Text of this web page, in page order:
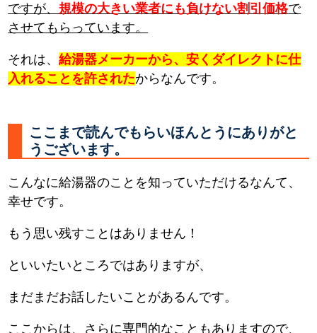
ですが、 規模の大きい業者にも負けない割引価格で
させてもらっています。
それは、給湯器メーカーから、安くダイレクトに仕
入れることを許されたからなんです。
ここまで読んでもらいほんとうにありがと
うございます。
こんなに給湯器のことを知っていただけるなんて、
幸せです。
もう思い残すことはありません！
といいたいところではありますが、
まだまだお話したいことがあるんです。
ここからは、さらに専門的なこともありますので、